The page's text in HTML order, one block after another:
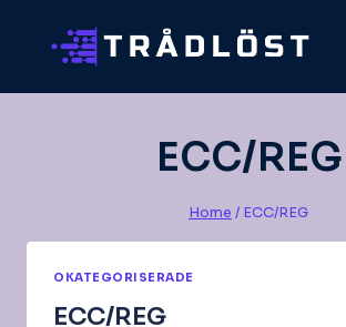
ECC/REG
Home / ECC/REG
OKATEGORISERADE
ECC/REG